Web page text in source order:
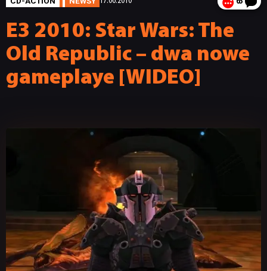
E3 2010: Star Wars: The
Old Republic – dwa nowe
gameplaye [WIDEO]